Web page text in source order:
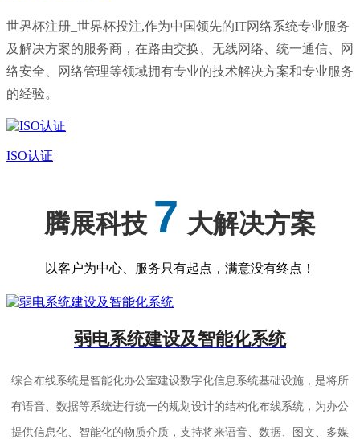
世界杯注册_世界杯投注,作为中国领先的IT网络系统专业服务
及解决方案的服务商，在路由交换、无线网络、统一通信、网
络安全、网络管理等领域拥有专业的技术解决方案和专业服务
的经验。
ISO认证
腾展科技 7 大解决方案
以客户为中心、服务只有起点，满意没有终点！
弱电系统建设及智能化系统
综合布线系统是智能化办公室建设数字化信息系统基础设施，是将所
有语音、数据等系统进行统一的规划设计的结构化布线系统，为办公
提供信息化、智能化的物质介质，支持将来语音、数据、图文、多媒